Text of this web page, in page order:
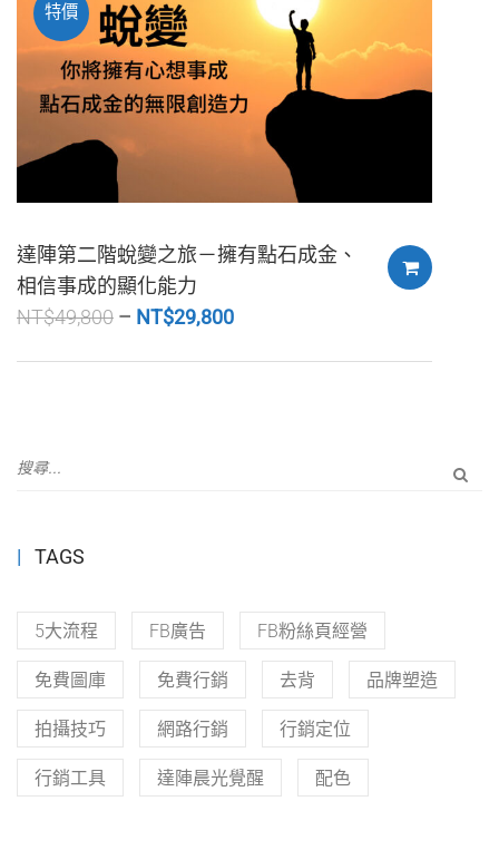
特價
達陣第二階蛻變之旅－擁有點石成金、
相信事成的顯化能力
NT$49,800 NT$29,800
TAGS
5大流程 FB廣告 FB粉絲頁經營
免費圖庫 免費行銷 去背 品牌塑造
拍攝技巧 網路行銷 行銷定位
行銷工具 達陣晨光覺醒 配色